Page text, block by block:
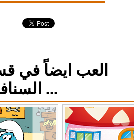
العب ايضاً في
السنافر ...